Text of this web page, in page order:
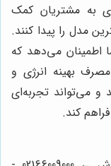
به مشتریان کمک
مدل را پیدا کنند.
اطمینان می‌دهد که
بهینه انرژی و
و می‌تواند تجربه‌ای
کند.